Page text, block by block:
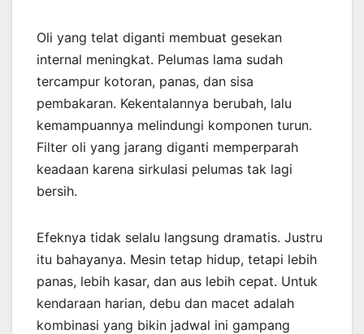
Oli yang telat diganti membuat gesekan
internal meningkat. Pelumas lama sudah
tercampur kotoran, panas, dan sisa
pembakaran. Kekentalannya berubah, lalu
kemampuannya melindungi komponen turun.
Filter oli yang jarang diganti memperparah
keadaan karena sirkulasi pelumas tak lagi
bersih.
Efeknya tidak selalu langsung dramatis. Justru
itu bahayanya. Mesin tetap hidup, tetapi lebih
panas, lebih kasar, dan aus lebih cepat. Untuk
kendaraan harian, debu dan macet adalah
kombinasi yang bikin jadwal ini gampang